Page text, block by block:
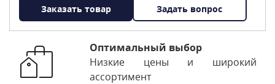
Заказать товар Задать вопрос
Оптимальный выбор
Низкие цены и широкий
ассортимент